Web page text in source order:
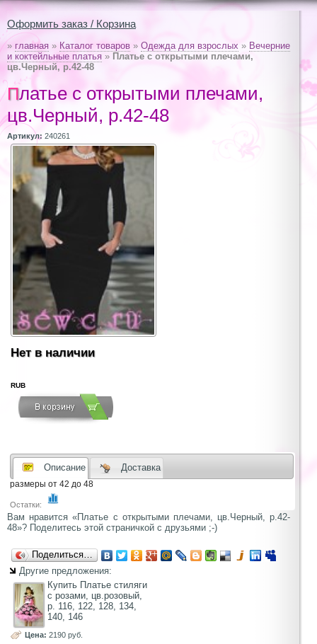
Оформить заказ / Корзина
» главная » Каталог товаров » Одежда для взрослых » Вечерние
и коктейльные платья » Платье с открытыми плечами,
цв.Черный, р.42-48
Платье с открытыми плечами,
цв.Черный, р.42-48
Артикул: 240261
Нет в наличии
RUB
Описание Доставка
размеры от 42 до 48
Остатки:
Вам нравится «Платье с открытыми плечами, цв.Черный, р.42-
48»? Поделитесь этой страничкой с друзьями ;-)
Поделиться…
Другие предложения:
Купить Платье стиляги
с розами, цв.розовый,
р. 116, 122, 128, 134,
140, 146
Цена: 2190 руб.